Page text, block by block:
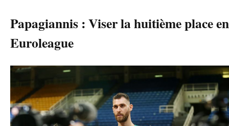
Papagiannis : Viser la huitième place en
Euroleague